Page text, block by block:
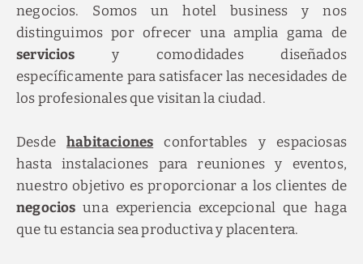
negocios. Somos un hotel business y nos
distinguimos por ofrecer una amplia gama de
servicios y comodidades diseñados
específicamente para satisfacer las necesidades de
los profesionales que visitan la ciudad.
Desdehabitaciones confortables y espaciosas
hasta instalaciones para reuniones y eventos,
nuestro objetivo es proporcionar a los clientes de
negocios una experiencia excepcional que haga
que tu estancia sea productiva y placentera.